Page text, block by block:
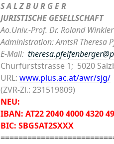
S A L Z B U R G E R
JURISTISCHE GESELLSCHAFT
Ao.Univ.-Prof. Dr. Roland
Administration: AmtsR Theresa
E-Mail:
Churfürststrasse 1; 5020
URL: www.plus.ac.at/awr/sjg/
(ZVR-Zl.: 231519809)
NEU:
IBAN: AT22 2040 4000 4320
BIC: SBGSAT2SXXX